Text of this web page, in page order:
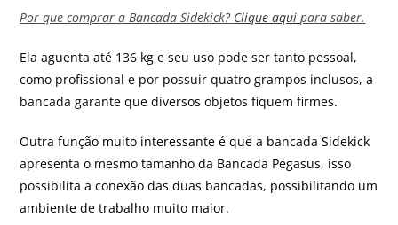
Por que comprar a Bancada Sidekick? Clique aquipara saber.
Ela aguenta até 136 kg e seu uso pode ser tanto pessoal,
como profissional e por possuir quatro grampos inclusos, a
bancada garante que diversos objetos fiquem firmes.
Outra função muito interessante é que a bancada Sidekick
apresenta o mesmo tamanho da Bancada Pegasus, isso
possibilita a conexão das duas bancadas, possibilitando um
ambiente de trabalho muito maior.